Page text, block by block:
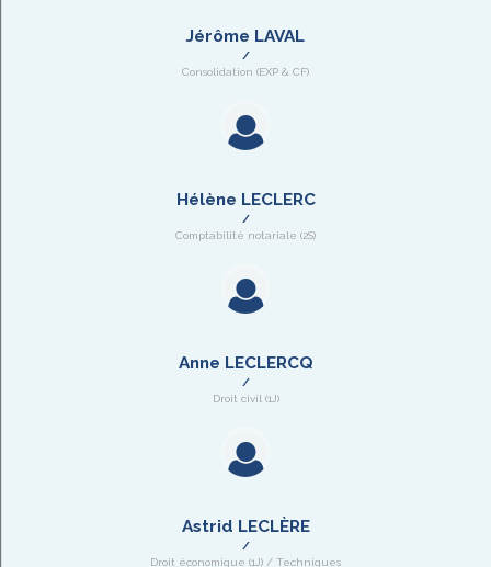
Jérôme LAVAL
Consolidation (EXP & CF)
Hélène LECLERC
Comptabilité notariale (2S)
Anne LECLERCQ
Droit civil (1J)
Astrid LECLÈRE
Droit économique (1J) / Techniques